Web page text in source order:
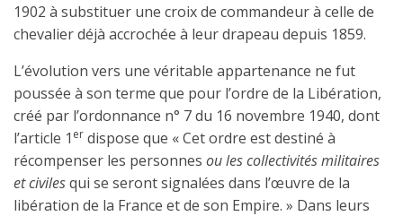
1902 à substituer une croix de commandeur à celle de
chevalier déjà accrochée à leur drapeau depuis 1859.
L’évolution vers une véritable appartenance ne fut
poussée à son terme que pour l’ordre de la Libération,
créé par l’ordonnance n° 7 du 16 novembre 1940, dont
l’article 1 er dispose que « Cet ordre est destiné à
récompenser les personnes ou les collectivités militaires
et civilesqui se seront signalées dans l’œuvre de la
libération de la France et de son Empire. » Dans leurs